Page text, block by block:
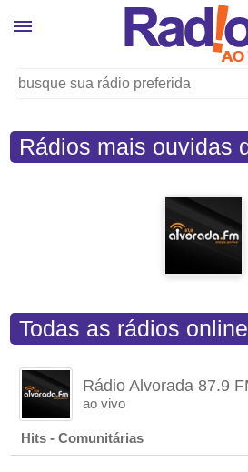
Rádios mais ouvidas
Todas as rádios online
Rádio Alvorada 87.9
ao vivo
Hits - Comunitárias